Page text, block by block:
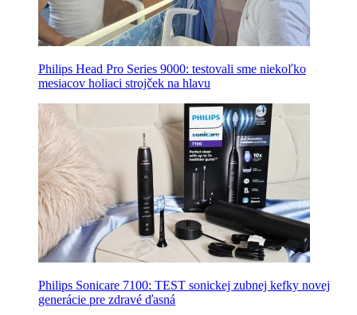
Philips Head Pro Series 9000: testovali sme niekoľko
mesiacov holiaci strojček na hlavu
Philips Sonicare 7100: TEST sonickej zubnej kefky novej
generácie pre zdravé ďasná